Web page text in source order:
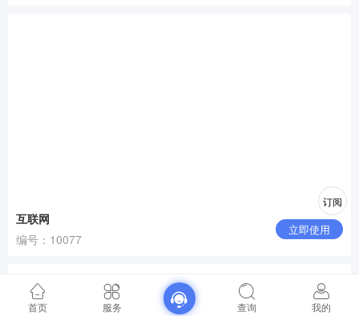
互联网
编号：10077
立即使用
首页 服务 查询 我的
订阅